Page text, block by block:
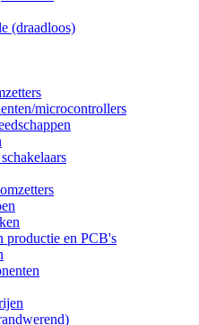
(draadloos)
microcontrollers
productie en PCB's